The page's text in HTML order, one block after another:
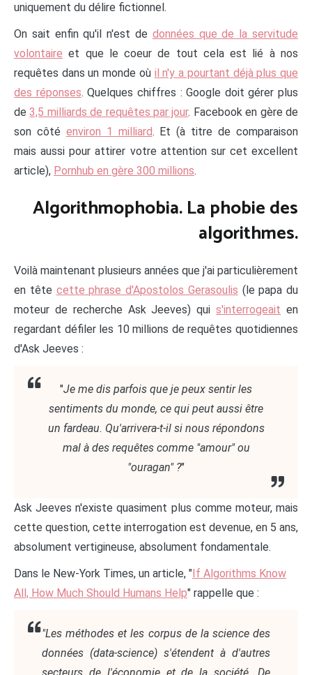
uniquement du délire fictionnel.
On sait enfin qu'il n'est de données que de la servitude
volontaire et que le coeur de tout cela est lié à nos
requêtes dans un monde où il n'y a pourtant déjà plus que
des réponses. Quelques chiffres : Google doit gérer plus
de3,5 milliards de requêtes par jour. Facebook en gère de
son côté environ 1 milliard. Et (à titre de comparaison
mais aussi pour attirer votre attention sur cet excellent
article), Pornhub en gère 300 millions.
Algorithmophobia. La phobie des
algorithmes.
Voilà maintenant plusieurs années que j'ai particulièrement
en tête cette phrase d'Apostolos Gerasoulis (le papa du
moteur de recherche Ask Jeeves) quis'interrogeait en
regardant défiler les 10 millions de requêtes quotidiennes
d'Ask Jeeves :
"Je me dis parfois que je peux sentir les
sentiments du monde, ce qui peut aussi être
un fardeau. Qu'arrivera-t-il si nous répondons
mal à des requêtes comme "amour" ou
"ouragan" ?"
Ask Jeeves n'existe quasiment plus comme moteur, mais
cette question, cette interrogation est devenue, en 5 ans,
absolument vertigineuse, absolument fondamentale.
Dans le New-York Times, un article, " If Algorithms Know
All, How Much Should Humans Help" rappelle que :
"Les méthodes et les corpus de la science des
données (data-science) s'étendent à d'autres